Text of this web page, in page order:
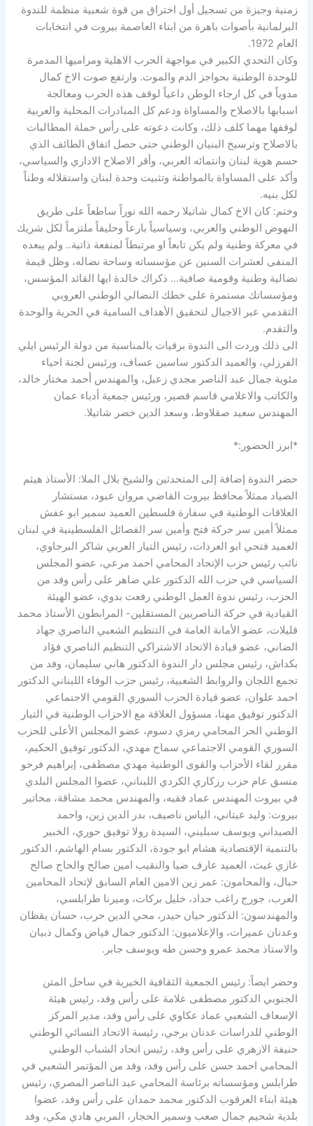
زمنية وجيزة من تسجيل أول اختراق من قوة شعبية منظمة للندوة
البرلمانية بأصوات باهرة من ابناء العاصمة بيروت في انتخابات
العام 1972.
وكان التحدي الكبير في مواجهة الحرب الاهلية ومراميها المدمرة
للوحدة الوطنية بحواجز الدم والموت. وارتفع صوت الاخ كمال
مدوياً في كل ارجاء الوطن داعياً لوقف هذه الحرب ومعالجة
اسبابها بالاصلاح والمساواة ودعم كل المبادرات المحلية والعربية
لوقفها مهما كلف ذلك، وكانت دعوته على رأس حملة المطالبات
بالاصلاح وترسيخ البنيان الوطني حتى حصل اتفاق الطائف الذي
حسم هوية لبنان وانتمائه العربي، وأقر الاصلاح الاداري والسياسي،
وأكد على المساواة بالمواطنة وتثبيت وحدة لبنان واستقلاله وطناً
لكل بنيه.
وختم: كان الاخ كمال شاتيلا رحمه الله نوراً ساطعاً على طريق
النهوض الوطني والعربي، وسياسياً بارعاً وحليفاً ملتزماً لكل شريك
في معركة وطنية ولم يكن تابعاً او مرتبطاً لمنفعة ذاتية.. ولم يبعده
المنفى لعشرات السنين عن مؤسساته وساحة نضاله، وظل قيمة
نضالية وطنية وقومية صافية… ذكراك خالدة ايها القائد المؤسس،
ومؤسساتك مستمرة على خطك النضالي الوطني العروبي
التقدمي عبر الاجيال لتحقيق الأهداف السامية في الحرية والوحدة
والتقدم.
الى ذلك وردت الى الندوة برقيات بالمناسبة من دولة الرئيس ايلي
الفرزلي، والعميد الدكتور ساسين عساف، ورئيس لجنة احياء
مئوية جمال عبد الناصر مجدي زعبل، والمهندس أحمد مختار خالد،
والكاتب والاعلامي قاسم قصير، ورئيس جمعية أدباء عمان
المهندس سعيد صقلاوط، وسعد الدين خضر شاتيلا.
*ابرز الحضور:*
حضر الندوة إضافة إلى المتحدثين والشيخ بلال الملا: الأستاذ هيثم
الصياد ممثلاً محافظ بيروت القاضي مروان عبود، مستشار
العلاقات الوطنية في سفارة فلسطين العميد سمير ابو عفش
ممثلاً أمين سر حركة فتح وأمين سر الفصائل الفلسطينية في لبنان
العميد فتحي ابو العردات، رئيس التيار العربي شاكر البرجاوي،
نائب رئيس حزب الإتحاد المحامي احمد مرعي، عضو المجلس
السياسي في حزب الله الدكتور علي ضاهر على رأس وفد من
الحزب، رئيس ندوة العمل الوطني رفعت بدوي، عضو الهيئة
القيادية في حركة الناصريين المستقلين- المرابطون الأستاذ محمد
قليلات، عضو الأمانة العامة في التنظيم الشعبي الناصري جهاد
الضاني، عضو قيادة الاتحاد الاشتراكي التنظيم الناصري فؤاد
بكداش، رئيس مجلس دار الندوة الدكتور هاني سليمان، وفد من
تجمع اللجان والروابط الشعبية، رئيس حزب الوفاء اللبناني الدكتور
احمد علوان، عضو قيادة الحزب السوري القومي الاجتماعي
الدكتور توفيق مهنا، مسؤول العلاقة مع الاحزاب الوطنية في التيار
الوطني الحر المحامي رمزي دسوم، عضو المجلس الأعلى للحزب
السوري القومي الاجتماعي سماح مهدي، الدكتور توفيق الحكيم،
مقرر لقاء الأحزاب والقوى الوطنية مهدي مصطفى، إبراهيم فرحو
منسق عام حزب رزكاري الكردي اللبناني، عضوا المجلس البلدي
في بيروت المهندس عماد فقيه، والمهندس محمد مشاقة، مخاتير
بيروت: وليد عيتاني، الياس ناصيف، بدر الدين زين، واحمد
الصيداني ويوسف سبليني، السيدة رولا توفيق حوري، الخبير
بالتنمية الإقتصادية هشام ابو جودة، الدكتور بسام الهاشم، الدكتور
غازي غيث، العميد عارف ضيا والنقيب امين صالح والحاج صالح
حبال، والمحامون: عمر زين الامين العام السابق لإتحاد المحامين
العرب، جورج راغب حداد، خليل بركات، وميرنا طرابلسي،
والمهندسون: الدكتور حيان حيدر، محي الدين حرب، حسان يقظان
وعدنان عميرات، والإعلاميون: الدكتور جمال فياض وكمال ذبيان
والاستاذ محمد عمرو وحسن طه ويوسف جابر.
وحضر ايضاً: رئيس الجمعية الثقافية الخيرية في ساحل المتن
الجنوبي الدكتور مصطفى علامة على رأس وفد، رئيس هيئة
الإسعاف الشعبي عماد عكاوي على رأس وفد، مدير المركز
الوطني للدراسات عدنان برجي، رئيسة الاتحاد النسائي الوطني
حنيفة الازهري على رأس وفد، رئيس اتحاد الشباب الوطني
المحامي احمد حسن على رأس وفد، وفد من المؤتمر الشعبي في
طرابلس ومؤسساته برئاسة المحامي عبد الناصر المصري، رئيس
هيئة ابناء العرقوب الدكتور محمد حمدان على رأس وفد، عضوا
بلدية شحيم جمال صعب وسمير الحجار، المربي هادي مكي، وفد